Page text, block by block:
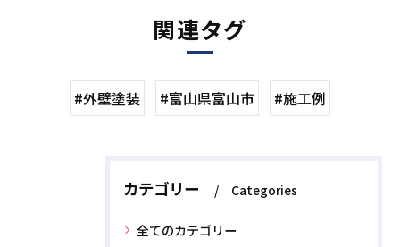
関連タグ
#外壁塗装 #富山県富山市 #施工例
カテゴリー Categories
全てのカテゴリー